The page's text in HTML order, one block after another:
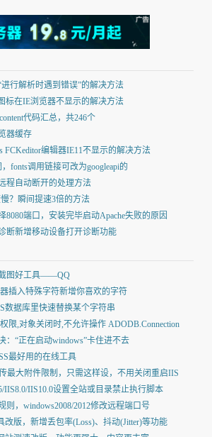
行解析时遇到错误”的解决方法
标在IE浏览器不显示的解决方法
代码汇总，共246个
器缓存
FCKeditor编辑器IE11不显示的解决方法
fonts调用链接可改为googleapi的
程自动断开的处理方法
慢？瞬间提速3倍的方法
8080端口，安装完毕启动Apache失败的原因
断新增移动设备打开诊断功能
图好工具——QQ
插入特殊字符新增你喜欢的字符
数据库里快速替换某个字符串
限,对象关闭时,不允许操作 ADODB.Connection
：“正在启动windows”卡住进不去
最好用的在线工具
最大附件限制，只需这样设，不用关闭重启IIS
IIS8.0/IIS10.0设置全站或目录禁止执行脚本
则，windows2008/2012修改远程端口号
改版，新增丢包率(Loss)、抖动(Jitter)等功能